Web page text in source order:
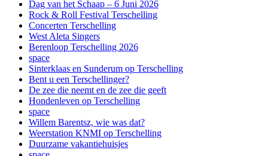
Dag van het Schaap – 6 Juni 2026
Rock & Roll Festival Terschelling
Concerten Terschelling
West Aleta Singers
Berenloop Terschelling 2026
space
Sinterklaas en Sunderum op Terschelling
Bent u een Terschellinger?
De zee die neemt en de zee die geeft
Hondenleven op Terschelling
space
Willem Barentsz, wie was dat?
Weerstation KNMI op Terschelling
Duurzame vakantiehuisjes